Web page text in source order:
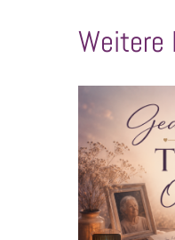
Weitere